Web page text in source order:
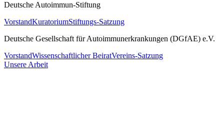
Deutsche Autoimmun-Stiftung
VorstandKuratoriumStiftungs-Satzung
Deutsche Gesellschaft für Autoimmunerkrankungen (DGfAE) e.V.
VorstandWissenschaftlicher BeiratVereins-Satzung
Unsere Arbeit